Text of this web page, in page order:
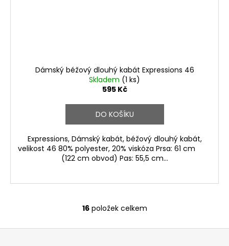
Dámský béžový dlouhý kabát Expressions 46
Skladem (1 ks)
595 Kč
DO KOŠÍKU
Expressions, Dámský kabát, béžový dlouhý kabát,
velikost 46 80% polyester, 20% viskóza Prsa: 61 cm
(122 cm obvod) Pas: 55,5 cm...
O
v
16položek celkem
Z